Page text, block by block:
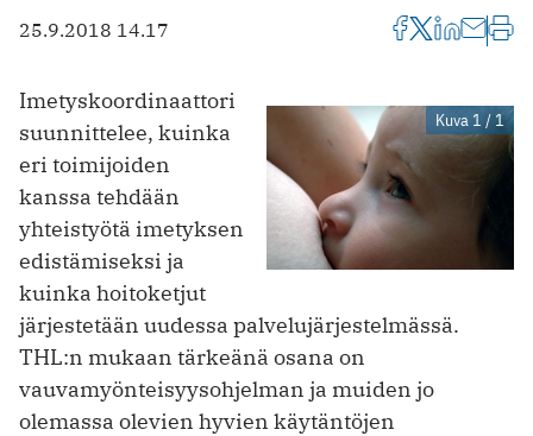
25.9.2018 14.17
Kuva 1 / 1
Imetyskoordinaattori
suunnittelee, kuinka
eri toimijoiden
kanssa tehdään
yhteistyötä imetyksen
edistämiseksi ja
kuinka hoitoketjut
järjestetään uudessa palvelujärjestelmässä.
THL:n mukaan tärkeänä osana on
vauvamyönteisyysohjelman ja muiden jo
olemassa olevien hyvien käytäntöjen